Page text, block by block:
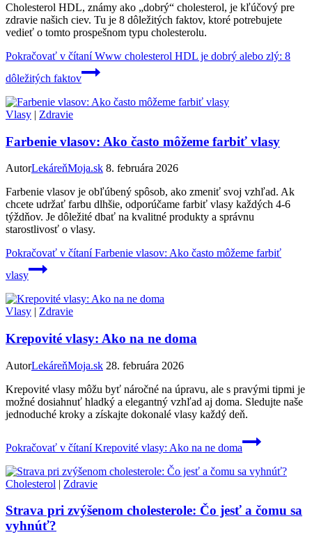
Cholesterol HDL, známy ako „dobrý“ cholesterol, je kľúčový pre
zdravie našich ciev. Tu je 8 dôležitých faktov, ktoré potrebujete
vedieť o tomto prospešnom typu cholesterolu.
Pokračovať v čítaníWww cholesterol HDL je dobrý alebo zlý: 8
dôležitých faktov
Vlasy | Zdravie
Farbenie vlasov: Ako často môžeme farbiť vlasy
AutorLekáreňMoja.sk 8. februára 2026
Farbenie vlasov je obľúbený spôsob, ako zmeniť svoj vzhľad. Ak
chcete udržať farbu dlhšie, odporúčame farbiť vlasy každých 4-6
týždňov. Je dôležité dbať na kvalitné produkty a správnu
starostlivosť o vlasy.
Pokračovať v čítaníFarbenie vlasov: Ako často môžeme farbiť
vlasy
Vlasy | Zdravie
Krepovité vlasy: Ako na ne doma
AutorLekáreňMoja.sk 28. februára 2026
Krepovité vlasy môžu byť náročné na úpravu, ale s pravými tipmi je
možné dosiahnuť hladký a elegantný vzhľad aj doma. Sledujte naše
jednoduché kroky a získajte dokonalé vlasy každý deň.
Pokračovať v čítaníKrepovité vlasy: Ako na ne doma
Cholesterol | Zdravie
Strava pri zvýšenom cholesterole: Čo jesť a čomu sa
vyhnúť?